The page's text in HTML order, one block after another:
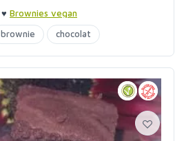
♥ Brownies vegan
brownie
chocolat